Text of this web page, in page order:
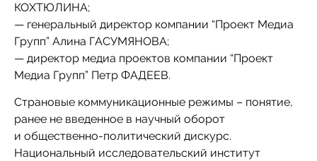
КОХТЮЛИНА;
— генеральный директор компании “Проект Медиа
Групп” Алина ГАСУМЯНОВА;
— директор медиа проектов компании “Проект
Медиа Групп” Петр ФАДЕЕВ.
Страновые коммуникационные режимы – понятие,
ранее не введенное в научный оборот
и общественно-политический дискурс.
Национальный исследовательский институт